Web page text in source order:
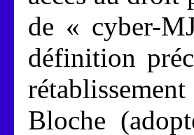
de « cyber-
définition
Bloche